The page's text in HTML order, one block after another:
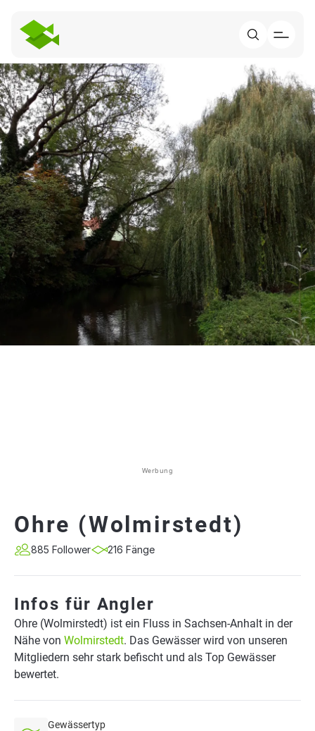
Werbung
Ohre (Wolmirstedt)
885 Follower 216 Fänge
Infos für Angler
Ohre (Wolmirstedt) ist ein Fluss in Sachsen-Anhalt in der
Nähe von Wolmirstedt. Das Gewässer wird von unseren
Mitgliedern sehr stark befischt und als Top Gewässer
bewertet.
Gewässertyp